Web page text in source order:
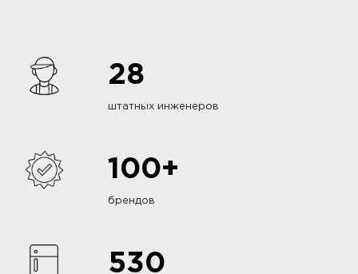
28
штатных инженеров
100+
брендов
530